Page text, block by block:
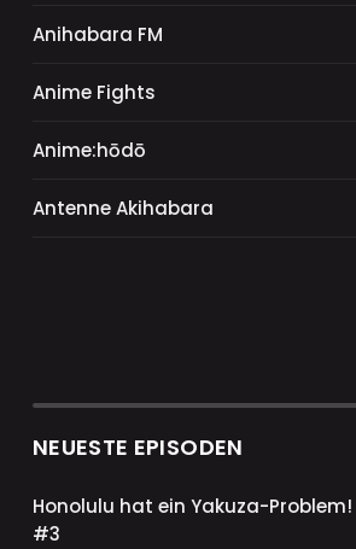
Anihabara FM
Anime Fights
Anime:hōdō
Antenne Akihabara
NEUESTE EPISODEN
Honolulu hat ein Yakuza-
#3